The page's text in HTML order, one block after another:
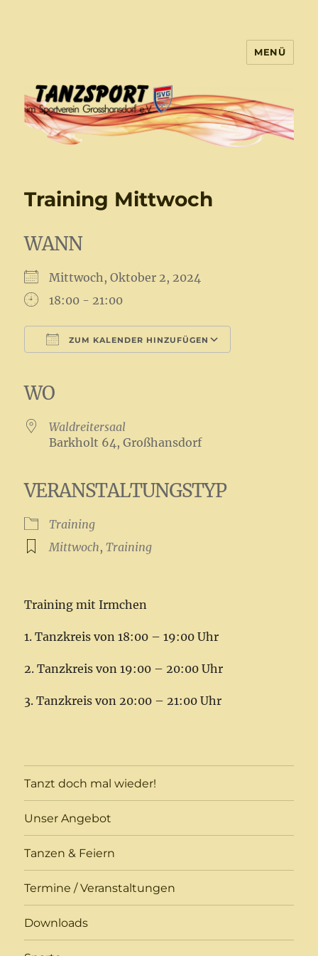
MENÜ
Training Mittwoch
WANN
Mittwoch, Oktober 2, 2024
18:00 - 21:00
ZUM KALENDER HINZUFÜGEN
WO
Waldreitersaal
Barkholt 64, Großhansdorf
VERANSTALTUNGSTYP
Training
Mittwoch,Training
Training mit Irmchen
1. Tanzkreis von 18:00 – 19:00 Uhr
2. Tanzkreis von 19:00 – 20:00 Uhr
3. Tanzkreis von 20:00 – 21:00 Uhr
Tanzt doch mal wieder!
Unser Angebot
Tanzen & Feiern
Termine / Veranstaltungen
Downloads